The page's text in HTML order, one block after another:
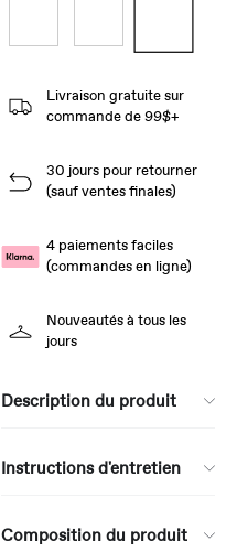
Livraison gratuite sur
commande de 99$+
30 jours pour retourner
(sauf ventes finales)
4 paiements faciles
(commandes en ligne)
Nouveautés à tous les
jours
Description du produit
Instructions d'entretien
Composition du produit